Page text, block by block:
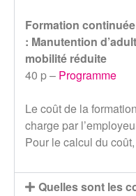
Formation
: Manutention
mobilité réduite
40 p – Programme
Le coût de la
charge par
Pour le calcul du
Quelles sont les